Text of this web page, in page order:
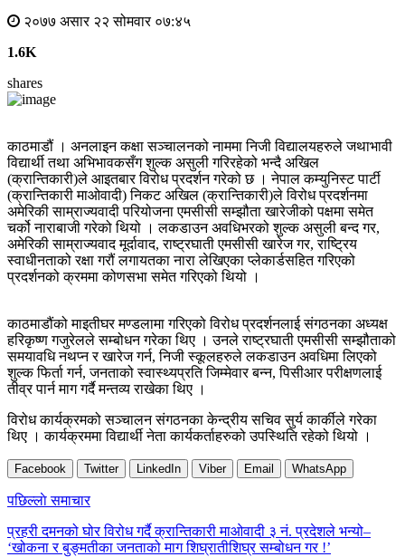
२०७७ असार २२ सोमवार ०७:४५
1.6K
shares
काठमाडौं । अनलाइन कक्षा सञ्चालनको नाममा निजी विद्यालयहरुले जथाभावी
विद्यार्थी तथा अभिभावकसँग शुल्क असुली गरिरहेको भन्दै अखिल
(क्रान्तिकारी)ले आइतबार विरोध प्रदर्शन गरेको छ । नेपाल कम्युनिस्ट पार्टी
(क्रान्तिकारी माओवादी) निकट अखिल (क्रान्तिकारी)ले विरोध प्रदर्शनमा
अमेरिकी साम्राज्यवादी परियोजना एमसीसी सम्झौता खारेजीको पक्षमा समेत
चर्को नाराबाजी गरेको थियो । लकडाउन अवधिभरको शुल्क असुली बन्द गर,
अमेरिकी साम्राज्यवाद मूर्दावाद, राष्ट्रघाती एमसीसी खारेज गर, राष्ट्रिय
स्वाधीनताको रक्षा गरौं लगायतका नारा लेखिएका प्लेकार्डसहित गरिएको
प्रदर्शनको क्रममा कोणसभा समेत गरिएको थियो ।
काठमाडौंको माइतीघर मण्डलामा गरिएको विरोध प्रदर्शनलाई संगठनका अध्यक्ष
हरिकृष्ण गजुरेलले सम्बोधन गरेका थिए । उनले राष्ट्रघाती एमसीसी सम्झौताको
समयावधि नथप्न र खारेज गर्न, निजी स्कूलहरुले लकडाउन अवधिमा लिएको
शुल्क फिर्ता गर्न, जनताको स्वास्थ्यप्रति जिम्मेवार बन्न, पिसीआर परीक्षणलाई
तीव्र पार्न माग गर्दै मन्तव्य राखेका थिए ।
विरोध कार्यक्रमको सञ्चालन संगठनका केन्द्रीय सचिव सुर्य कार्कीले गरेका
थिए । कार्यक्रममा विद्यार्थी नेता कार्यकर्ताहरुको उपस्थिति रहेको थियो ।
Facebook Twitter LinkedIn Viber Email WhatsApp
Post
navigation
पछिल्लाे समाचार
प्रहरी दमनको घोर विरोध गर्दै क्रान्तिकारी माओवादी ३ नं. प्रदेशले भन्यो–
‘खोकना र बुङ्मतीका जनताको माग शिघ्रातीशिघ्र सम्बोधन गर !’